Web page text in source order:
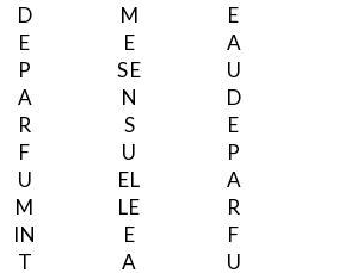
D
E
P
A
R
F
U
M
IN
T
M
E
SE
N
S
U
EL
LE
E
A
E
A
U
D
E
P
A
R
F
U